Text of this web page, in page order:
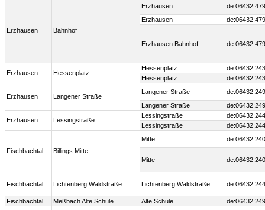
Erzhausen Bahnhof
Erzhausen
Erzhausen
Erzhausen Bahnhof
Erzhausen Hessenplatz
Hessenplatz
Hessenplatz
Erzhausen Langener Straße
Langener Straße
Langener Straße
Erzhausen Lessingstraße
Lessingstraße
Lessingstraße
Fischbachtal Billings Mitte
Mitte
Mitte
Fischbachtal Lichtenberg Waldstraße Lichtenberg Waldstraße
Fischbachtal Meßbach Alte Schule Alte Schule